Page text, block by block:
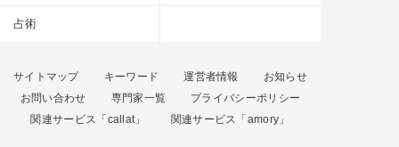
占術
サイトマップ キーワード 運営者情報
お知らせ
お問い合わせ
専門家一覧
プライバシーポリシー
関連サービス「callat」
関連サービス「amory」